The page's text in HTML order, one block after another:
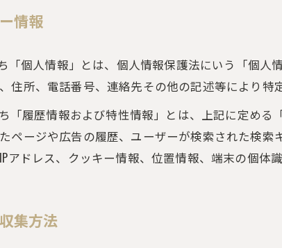
情報
「個人情報」とは、個人情報保護法にいう「個
住所、電話番号、連絡先その他の記述等により特
「履歴情報および特性情報」とは、上記に定め
ページや広告の履歴、ユーザーが検索された検
アドレス、クッキー情報、位置情報、端末の個体
集方法